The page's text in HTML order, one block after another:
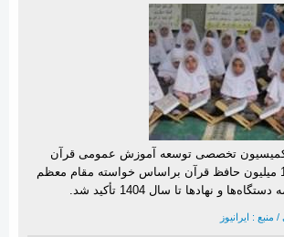
کمیسیون تخصصی توسعه آموزش عمومی قرآن
کشور، بر پرورش 10 میلیون حافظ قرآن براساس خواسته مقام معظم
و نهادها تا سال 1404 تأکید شد.
منبع : ایرانیوز